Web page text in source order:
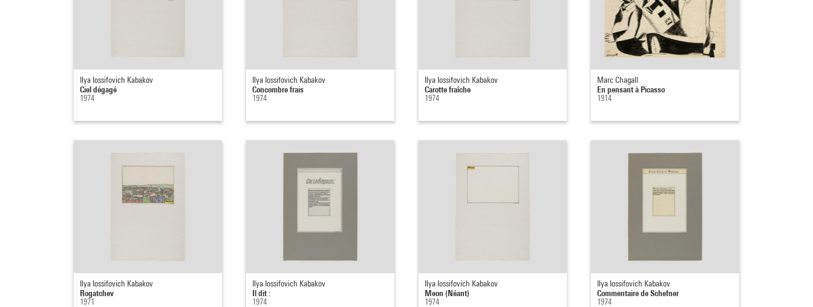
Ilya Iossifovich Kabakov
Ciel dégagé
1974
Ilya Iossifovich Kabakov
Concombre frais
1974
Ilya Iossifovich Kabakov
Carotte fraîche
1974
Marc Chagall
En pensant à Picasso
1914
Ilya Iossifovich Kabakov
Rogatchev
1971
Ilya Iossifovich Kabakov
Il dit :
1974
Ilya Iossifovich Kabakov
Meon (Néant)
1974
Ilya Iossifovich Kabakov
Commentaire de Schefner
1974